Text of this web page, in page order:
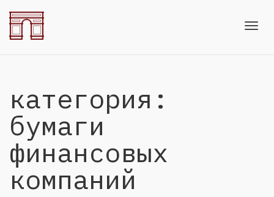
категория:
бумаги
финансовых
компаний